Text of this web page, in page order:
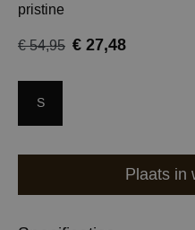
pristine
€ 54,95 € 27,48
S
Plaats in